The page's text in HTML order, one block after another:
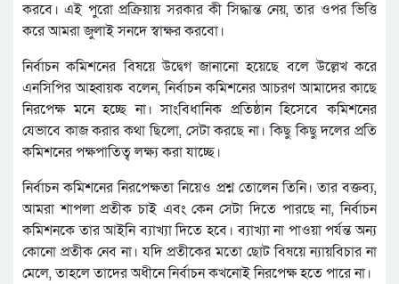
করবে। এই পুরো প্রক্রিয়ায় সরকার কী সিদ্ধান্ত নেয়, তার ওপর ভিত্তি
করে আমরা জুলাই সনদে স্বাক্ষর করবো।
নির্বাচন কমিশনের বিষয়ে উদ্বেগ জানানো হয়েছে বলে উল্লেখ করে
এনসিপির আহ্বায়ক বলেন, নির্বাচন কমিশনের আচরণ আমাদের কাছে
নিরপেক্ষ মনে হচ্ছে না। সাংবিধানিক প্রতিষ্ঠান হিসেবে কমিশনের
যেভাবে কাজ করার কথা ছিলো, সেটা করছে না। কিছু কিছু দলের প্রতি
কমিশনের পক্ষপাতিত্ব লক্ষ্য করা যাচ্ছে।
নির্বাচন কমিশনের নিরপেক্ষতা নিয়েও প্রশ্ন তোলেন তিনি। তার বক্তব্য,
আমরা শাপলা প্রতীক চাই এবং কেন সেটা দিতে পারছে না, নির্বাচন
কমিশনকে তার আইনি ব্যাখ্যা দিতে হবে। ব্যাখ্যা না পাওয়া পর্যন্ত অন্য
কোনো প্রতীক নেব না। যদি প্রতীকের মতো ছোট বিষয়ে ন্যায়বিচার না
মেলে, তাহলে তাদের অধীনে নির্বাচন কখনোই নিরপেক্ষ হতে পারে না।